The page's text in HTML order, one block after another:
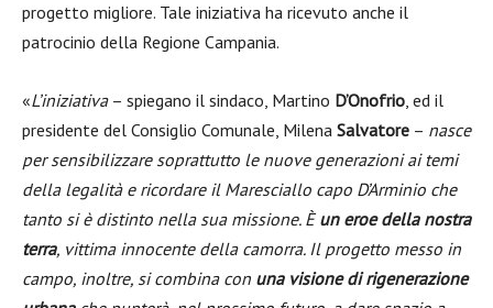
progetto migliore. Tale iniziativa ha ricevuto anche il
patrocinio della Regione Campania.
«L’iniziativa– spiegano il sindaco, Martino D’Onofrio, ed il
presidente del Consiglio Comunale, Milena Salvatore – nasce
per sensibilizzare soprattutto le nuove generazioni ai temi
della legalità e ricordare il Maresciallo capo D’Arminio che
tanto si è distinto nella sua missione. È un eroe della nostra
terra, vittima innocente della camorra. Il progetto messo in
campo, inoltre, si combina con una visione di rigenerazione